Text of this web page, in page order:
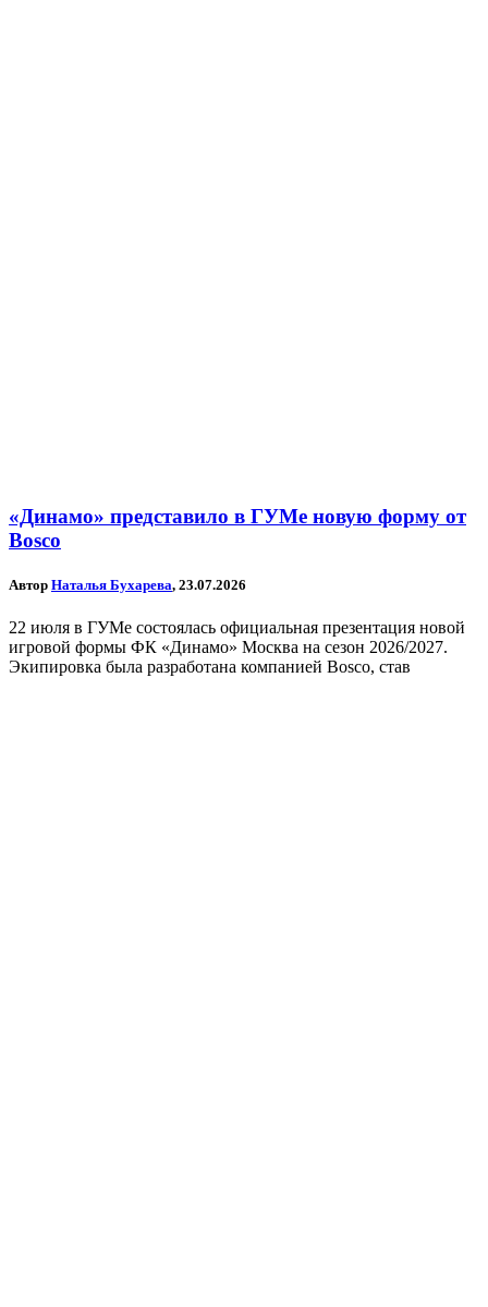
«Динамо» представило в ГУМе новую форму от
Bosco
Автор Наталья Бухарева, 23.07.2026
22 июля в ГУМе состоялась официальная презентация новой
игровой формы ФК «Динамо» Москва на сезон 2026/2027.
Экипировка была разработана компанией Bosco, став